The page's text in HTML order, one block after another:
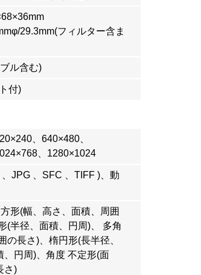
29.3mm(フィルター含ま
ル含む)
付)
、640×480、
、1280×1024
JPG 、SFC 、TIFF )、動
形(幅、高さ、面積、周囲
(半径、面積、円周)、 多角
の長さ)、楕円形(長半径、
、円周)、角度 不定形(面
さ)